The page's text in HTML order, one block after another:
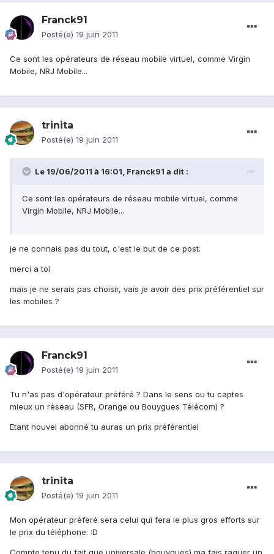
Franck91
Posté(e) 19 juin 2011
Ce sont les opérateurs de réseau mobile virtuel, comme Virgin
Mobile, NRJ Mobile...
trinita
Posté(e) 19 juin 2011
Le 19/06/2011 à 16:01, Franck91 a dit :
Ce sont les opérateurs de réseau mobile virtuel, comme
Virgin Mobile, NRJ Mobile...
je ne connais pas du tout, c'est le but de ce post.
merci a toi
mais je ne serais pas choisir, vais je avoir des prix préférentiel sur
les mobiles ?
Franck91
Posté(e) 19 juin 2011
Tu n'as pas d'opérateur préféré ? Dans le sens ou tu captes
mieux un réseau (SFR, Orange ou Bouygues Télécom) ?
Etant nouvel abonné tu auras un prix préférentiel
trinita
Posté(e) 19 juin 2011
Mon opérateur préferé sera celui qui fera le plus gros efforts sur
le prix du téléphone. :D